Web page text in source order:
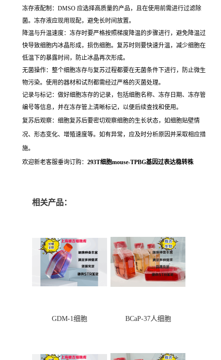
冻存液配制：DMSO 应选择高质量的产品，且在使用前需进行过滤除
菌。冻存液应现用现配，避免长时间放置。
降温与升温速度：冻存时要严格按照梯度降温的步骤进行，避免降温过
快导致细胞内冰晶形成，损伤细胞。复苏时则要快速升温，减少细胞在
低温下的暴露时间，防止冰晶再次形成。
无菌操作：整个细胞冻存与复苏过程都要在无菌条件下进行，防止微生
物污染。使用的器材和试剂都需经过严格的灭菌处理。
记录与标记：做好细胞冻存的记录，包括细胞名称、冻存日期、冻存管
编号等信息，并在冻存管上清晰标记，以便后续查找和使用。
复苏后观察：细胞复苏后要密切观察细胞的生长状态，如细胞贴壁情
况、形态变化、增殖速度等。如有异常，应及时分析原因并采取相应措
施。
欢迎新老客服垂询订购： 293T细胞mouse-TPBG基因过表达稳转株
相关产品：
GDM-1细胞 BCaP-37人细胞